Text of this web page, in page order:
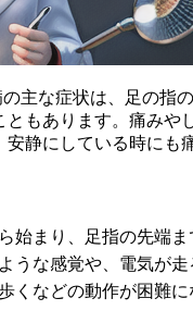
主な症状は、 足の指
もあります。痛みや
安静にしている時にも
始まり、足指の先端
うな感覚や、電気が
くなどの動作が困難に